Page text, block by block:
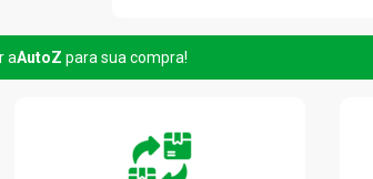
aAutoZ para sua compra!